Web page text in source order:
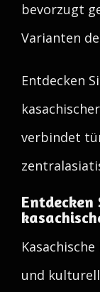
bevorzugt
Varianten
Entdecken
verbindet
Entdecken
und